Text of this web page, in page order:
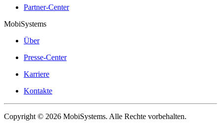
Partner-Center
MobiSystems
Über
Presse-Center
Karriere
Kontakte
Copyright © 2026 MobiSystems. Alle Rechte vorbehalten.